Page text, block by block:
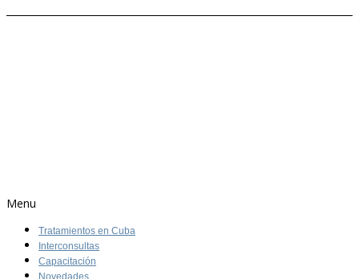
Menu
Tratamientos en Cuba
Interconsultas
Capacitación
Novedades